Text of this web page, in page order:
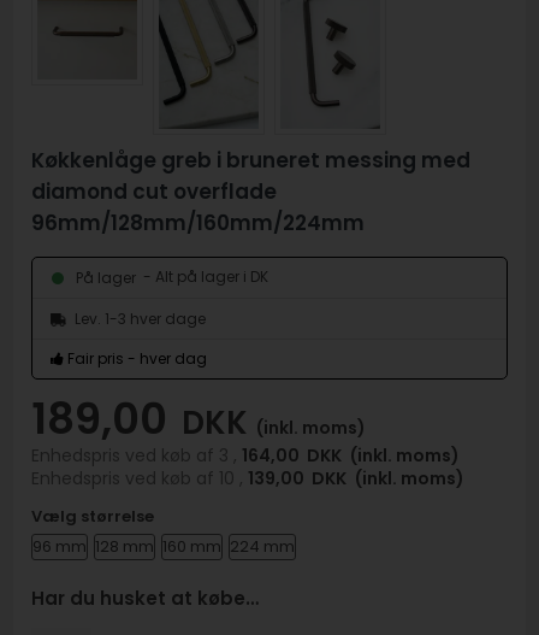
Køkkenlåge greb i bruneret messing med
diamond cut overflade
96mm/128mm/160mm/224mm
På lager - Alt på lager i DK
Lev. 1-3 hver dage
Fair pris - hver dag
189,00 DKK (inkl. moms)
Enhedspris ved køb af 3 , 164,00 DKK (inkl. moms)
Enhedspris ved køb af 10 , 139,00 DKK (inkl. moms)
Vælg størrelse
96 mm 128 mm 160 mm 224 mm
Har du husket at købe…